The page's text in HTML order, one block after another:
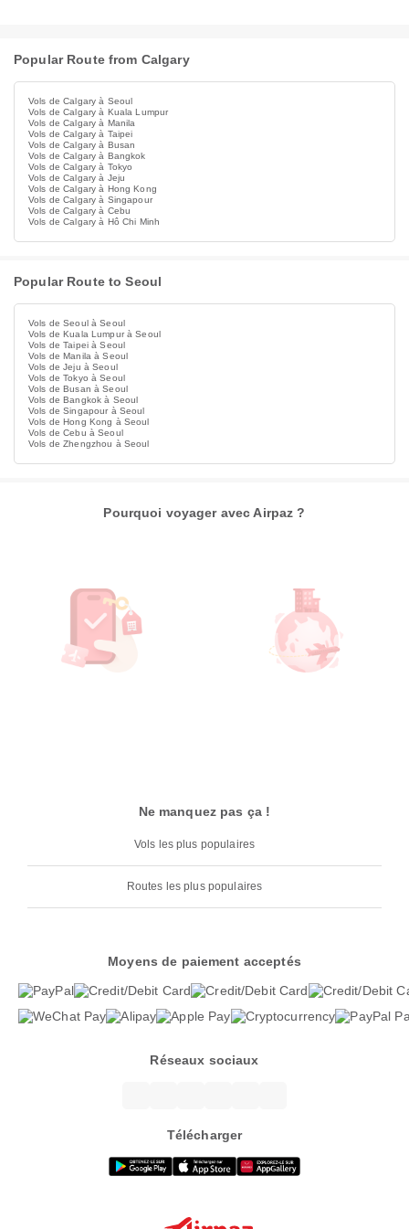
Popular Route from Calgary
Vols de Calgary à Seoul
Vols de Calgary à Kuala Lumpur
Vols de Calgary à Manila
Vols de Calgary à Taipei
Vols de Calgary à Busan
Vols de Calgary à Bangkok
Vols de Calgary à Tokyo
Vols de Calgary à Jeju
Vols de Calgary à Hong Kong
Vols de Calgary à Singapour
Vols de Calgary à Cebu
Vols de Calgary à Hô Chi Minh
Popular Route to Seoul
Vols de Seoul à Seoul
Vols de Kuala Lumpur à Seoul
Vols de Taipei à Seoul
Vols de Manila à Seoul
Vols de Jeju à Seoul
Vols de Tokyo à Seoul
Vols de Busan à Seoul
Vols de Bangkok à Seoul
Vols de Singapour à Seoul
Vols de Hong Kong à Seoul
Vols de Cebu à Seoul
Vols de Zhengzhou à Seoul
Pourquoi voyager avec Airpaz ?
Ne manquez pas ça !
Vols les plus populaires
Routes les plus populaires
Moyens de paiement acceptés
Réseaux sociaux
Télécharger